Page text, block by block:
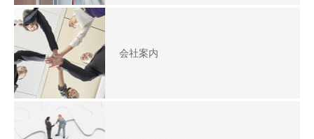
会社案内